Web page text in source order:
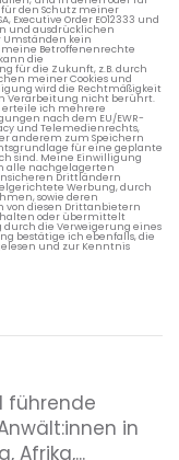
den Schutz meiner
Executive Order EO12333 und
und ausdrücklichen
Umständen kein
Betroffenenrechte
die
für die Zukunft, z.B. durch
meiner Cookies und
wird die Rechtmäßigkeit
Verarbeitung nicht berührt.
erteile ich mehrere
nach dem EU/EWR-
und Telemedienrechts,
anderem zum Speichern
für eine geplante
sind. Meine Einwilligung
alle nachgelagerten
Drittländern
Werbung, durch
sowie deren
von diesen Drittanbietern
oder übermittelt
die Verweigerung eines
bestätige ich ebenfalls, die
und zur Kenntnis
führende
in
Afrika,...